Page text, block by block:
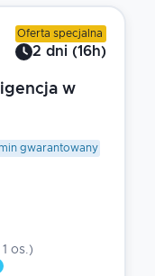
Oferta specjalna
2 dni (16h)
w
gwarantowany
os.)